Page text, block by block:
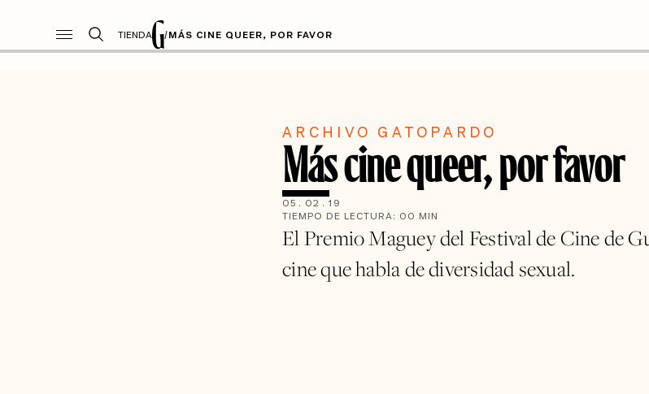
TIENDA /MÁS CINE QUEER, POR FAVOR
ARCHIVO GATOPARDO
Más cine queer, por favor
05 . 02 . 19
TIEMPO DE LECTURA: 00 MIN
El Premio Maguey del Festival de Cine de
cine que habla de diversidad sexual.